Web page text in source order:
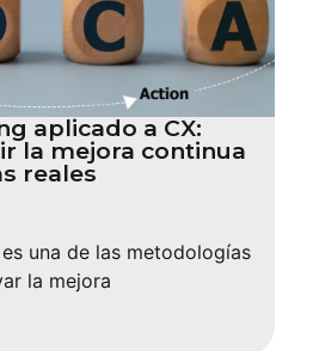
aplicado a CX:
la mejora continua
reales
una de las metodologías
la mejora